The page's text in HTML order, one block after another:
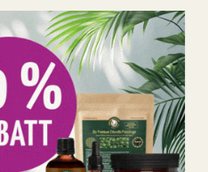
aus erneuerbaren